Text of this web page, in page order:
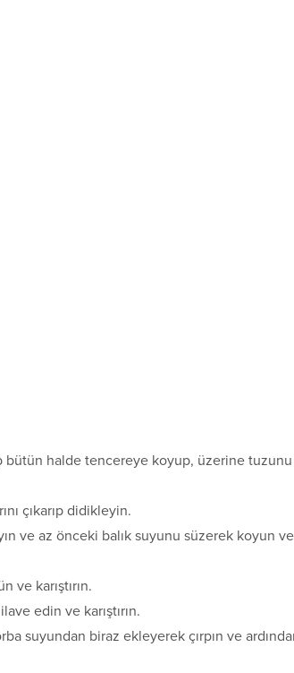
bütün halde tencereye koyup, üzerine tuzunu
çıkarıp didikleyin.
ve az önceki balık suyunu süzerek koyun ve
karıştırın.
edin ve karıştırın.
suyundan biraz ekleyerek çırpın ve